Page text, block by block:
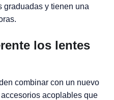
graduadas y tienen una
los lentes
combinar con un nuevo
acoplables que